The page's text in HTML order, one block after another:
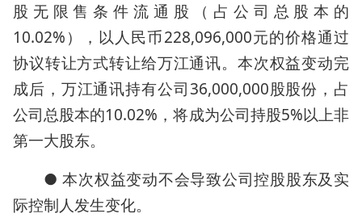
股无限售条件流通股（占公司总股本的
10.02%），以人民币228,096,000元的价格通过
协议转让方式转让给万江通讯。本次权益变动完
成后，万江通讯持有公司36,000,000股股份，占
公司总股本的10.02%，将成为公司持股5%以上非
第一大股东。
● 本次权益变动不会导致公司控股股东及实
际控制人发生变化。